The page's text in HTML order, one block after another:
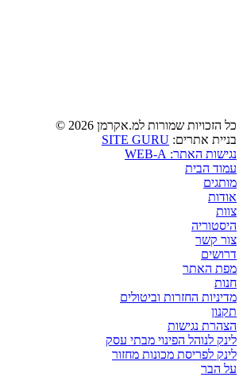
כל הזכויות שמורות למ.אקרמן 2026 ©
בניית אתרים: SITE GURU
נגישות האתר: WEB-A
עמוד הבית
מותגים
אודות
צוות
היסטוריה
צור קשר
דרושים
מפת האתר
חנות
מדיניות החזרות וביטולים
תקנון
הצהרת נגישות
לינק לנוהל הפינוי מבתי עסק
לינק לפריסת מכונות מחזור
על הבר